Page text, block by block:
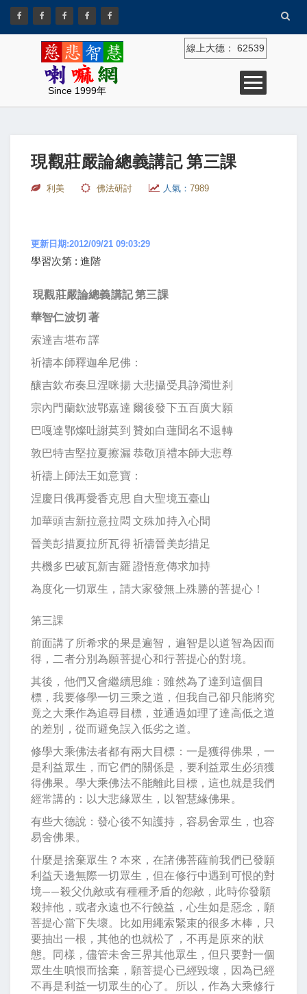
Since 1999年
線上大德： 62539
現觀莊嚴論總義講記 第三課
利美 佛法研討 人氣： 7989
更新日期:2012/09/21 09:03:29
學習次第 : 進階
現觀莊嚴論總義講記第三課
華智仁波切 著
索達吉堪布 譯
祈禱本師釋迦牟尼佛：
釀吉欽布奏旦涅咪揚 大悲攝受具諍濁世刹
宗內門蘭欽波鄂嘉達 爾後發下五百廣大願
巴嘎達鄂燦吐謝莫到 贊如白蓮聞名不退轉
敦巴特吉堅拉夏擦漏 恭敬頂禮本師大悲尊
祈禱上師法王如意寶：
涅慶日俄再愛香克思 自大聖境五臺山
加華頭吉新拉意拉悶 文殊加持入心間
晉美彭措夏拉所瓦得 祈禱晉美彭措足
共機多巴破瓦新吉羅 證悟意傳求加持
為度化一切眾生，請大家發無上殊勝的菩提心！
第三課
前面講了所希求的果是遍智，遍智是以道智為因而
得，二者分別為願菩提心和行菩提心的對境。
其後，他們又會繼續思維：雖然為了達到這個目
標，我要修學一切三乘之道，但我自己卻只能將究
竟之大乘作為追尋目標，並通過如理了達高低之道
的差別，從而避免誤入低劣之道。
修學大乘佛法者都有兩大目標：一是獲得佛果，一
是利益眾生，而它們的關係是，要利益眾生必須獲
得佛果。學大乘佛法不能離此目標，這也就是我們
經常講的：以大悲緣眾生，以智慧緣佛果。
有些大德說：發心後不知護持，容易舍眾生，也容
易舍佛果。
什麼是捨棄眾生？本來，在諸佛菩薩前我們已發願
利益天邊無際一切眾生，但在修行中遇到可恨的對
境——殺父仇敵或有種種矛盾的怨敵，此時你發願
殺掉他，或者永遠也不行饒益，心生如是惡念，願
菩提心當下失壞。比如用繩索緊束的很多木棒，只
要抽出一根，其他的也就松了，不再是原來的狀
態。同樣，儘管未舍三界其他眾生，但只要對一個
眾生生嗔恨而捨棄，願菩提心已經毀壞，因為已經
不再是利益一切眾生的心了。所以，作為大乘修行